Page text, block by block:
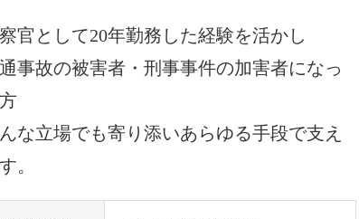
官として20年勤務した経験を活かし
事故の被害者・刑事事件の加害者になっ
な立場でも寄り添いあらゆる手段で支え
。